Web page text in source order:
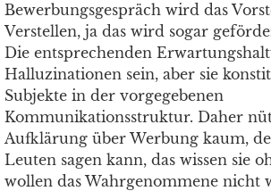
Bewerbungsgespräch wird das
Verstellen, ja das wird sogar
Die entsprechenden
Halluzinationen sein, aber sie
Subjekte in der vorgegebenen
Kommunikationsstruktur. Daher
Aufklärung über Werbung kaum,
Leuten sagen kann, das wissen sie
wollen das Wahrgenommene nicht